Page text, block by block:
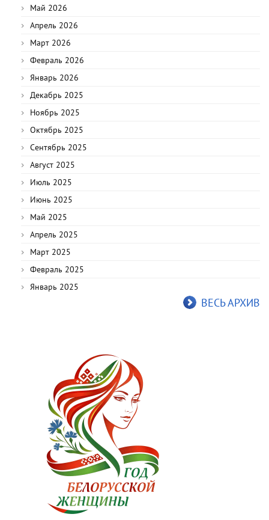
Май 2026
Апрель 2026
Март 2026
Февраль 2026
Январь 2026
Декабрь 2025
Ноябрь 2025
Октябрь 2025
Сентябрь 2025
Август 2025
Июль 2025
Июнь 2025
Май 2025
Апрель 2025
Март 2025
Февраль 2025
Январь 2025
ВЕСЬ АРХИВ